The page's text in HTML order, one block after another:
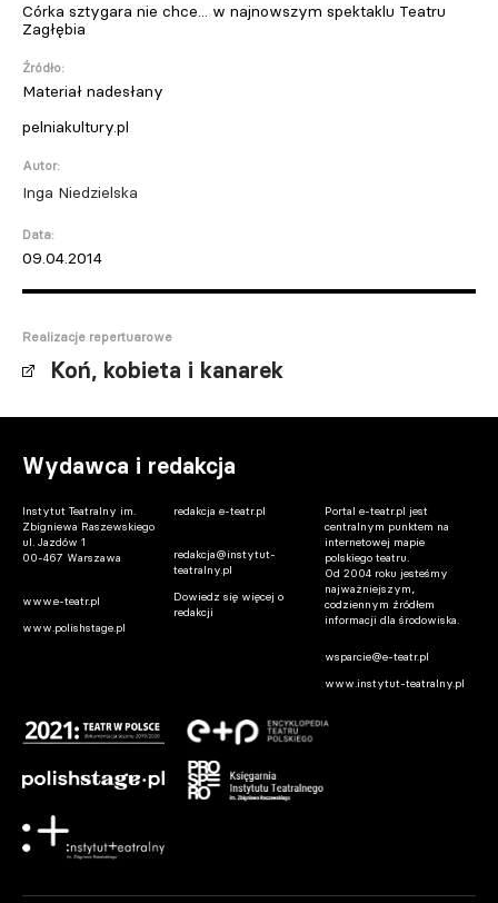
Córka sztygara nie chce... w najnowszym spektaklu Teatru
Zagłębia
Źródło:
Materiał nadesłany
pelniakultury.pl
Autor:
Inga Niedzielska
Data:
09.04.2014
Realizacje repertuarowe
Koń, kobieta i kanarek
Wydawca i redakcja
Instytut Teatralny im.
Zbigniewa Raszewskiego
ul. Jazdów 1
00-467 Warszawa
www.e-teatr.pl
www.polishstage.pl
redakcja e-teatr.pl
redakcja@instytut-
teatralny.pl
Dowiedz się więcej o
redakcji
Portal e-teatr.pl jest
centralnym punktem na
internetowej mapie
polskiego teatru.
Od 2004 roku jesteśmy
najważniejszym,
codziennym źródłem
informacji dla środowiska.
wsparcie@e-teatr.pl
www.instytut-teatralny.pl